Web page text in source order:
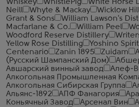
Whiskey WhistlePig White Horse
Neill
Whyte & Mackay Wicklow
Grant & Sons
William Lawson's
Macfarlane & Co.
William Peel
Woodford Reserve Distillery
Yellow Rose Distilling
Yoshino
Centenario
Zanin 1895 Zuidam
(Русский Шампанский Дом)
Авшарский винный завод
Алеф-
Алкогольная Промышленная
Алкогольная Сибирская Группа
Альянс-1892
АПФ Фанагория
Коньячный Завод
Арсенал Вин